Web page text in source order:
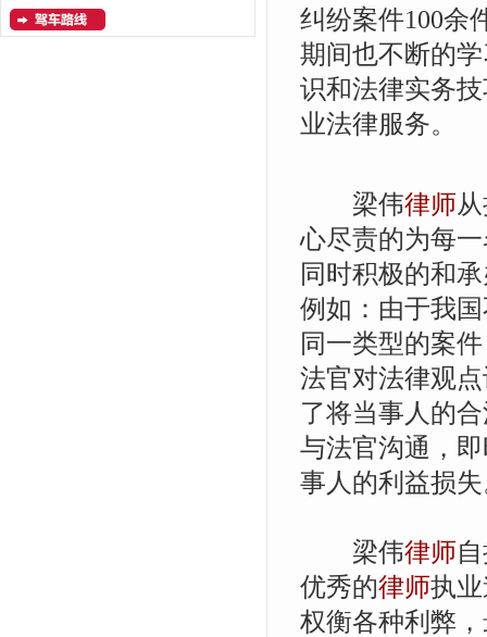
纠纷案件100余
期间也不断的
识和法律实务
业法律服务。
梁伟律师
心尽责的为每
同时积极的和
例如：由于我
同一类型的案
法官对法律观
了将当事人的
与法官沟通，
事人的利益损
梁伟律师
优秀的律师执
权衡各种利弊